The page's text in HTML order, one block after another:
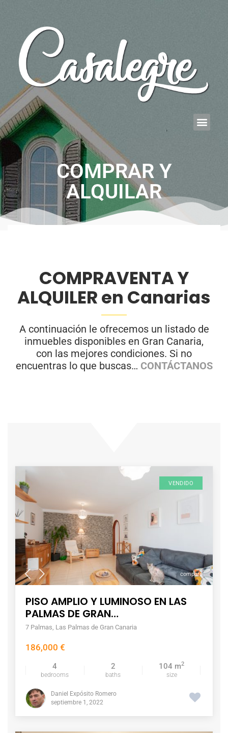
COMPRAR Y
ALQUILAR
COMPRAVENTA Y
ALQUILER en Canarias
A continuación le ofrecemos un listado de
inmuebles disponibles en Gran Canaria,
con las mejores condiciones. Si no
encuentras lo que buscas… CONTÁCTANOS
compare
VENDIDO
PISO AMPLIO Y LUMINOSO EN LAS
PALMAS DE GRAN…
7 Palmas Las Palmas de Gran Canaria
186,000 €
4
bedrooms
2
baths
104 m2
size
Daniel Expósito Romero
septiembre 1, 2022